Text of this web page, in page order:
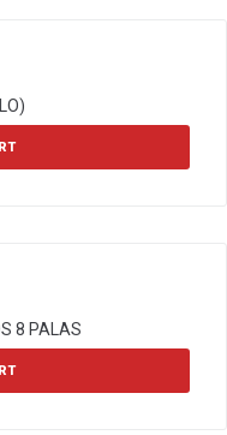
8 PALAS